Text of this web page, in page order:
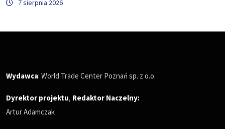
7 sierpnia 2026
Wydawca: World Trade Center Poznań sp. z o.o.
Dyrektor projektu, Redaktor Naczelny:
Artur Adamczak